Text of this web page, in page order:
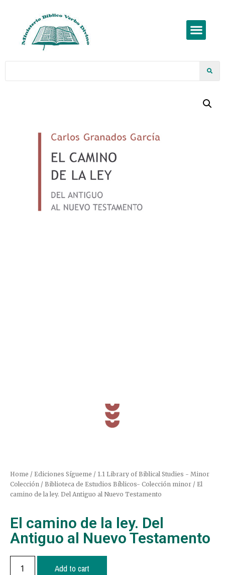
Home / Ediciones Sígueme / 1.1 Library of Biblical Studies - Minor
Colección / Biblioteca de Estudios Bíblicos- Colección minor / El
camino de la ley. Del Antiguo al Nuevo Testamento
El camino de la ley. Del
Antiguo al Nuevo Testamento
Add to cart